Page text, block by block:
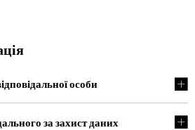
особи
за захист даних